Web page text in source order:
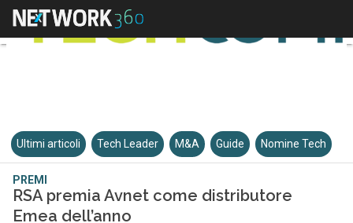
Ultimi articoli Tech Leader M&A Guide Nomine Tech
PREMI
RSA premia Avnet come distributore
Emea dell’anno